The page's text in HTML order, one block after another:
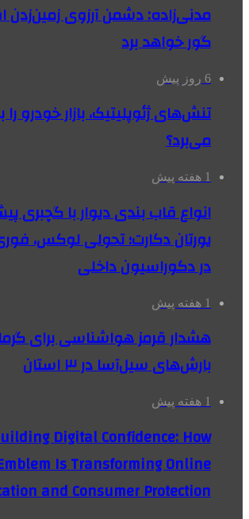
مدنی‌زاده: دشمن آرزوی زمین‌زدن
گور خواهد برد
6 روز پیش
تنش‌های ژئوپلیتیک، بازار خودرو
می‌برد؟
1 هفته پیش
انواع قاب بندی دیوار با گچبری
یورتان دکارت؛ تحولی لوکس،
در دکوراسیون داخلی
1 هفته پیش
بارش‌های سیل‌آسا در ۳ استان
1 هفته پیش
Digital Confidence: How
Is Transforming Online
and Consumer Protection